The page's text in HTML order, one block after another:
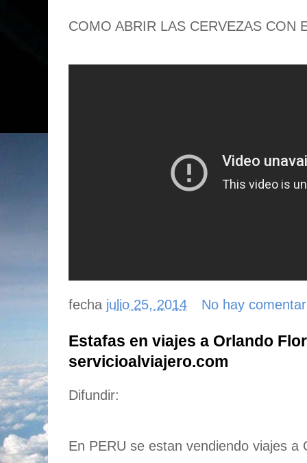
COMO ABRIR LAS CERVEZAS CON
fecha julio 25, 2014 No hay
Estafas en viajes a Orlando
servicioalviajero.com
Difundir:
En PERU se estan vendiendo viajes a